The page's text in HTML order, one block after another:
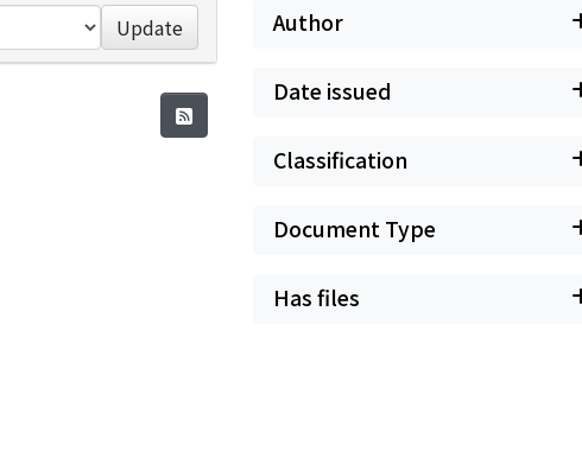
Update Author
Date issued
Classification
Document Type
Has files